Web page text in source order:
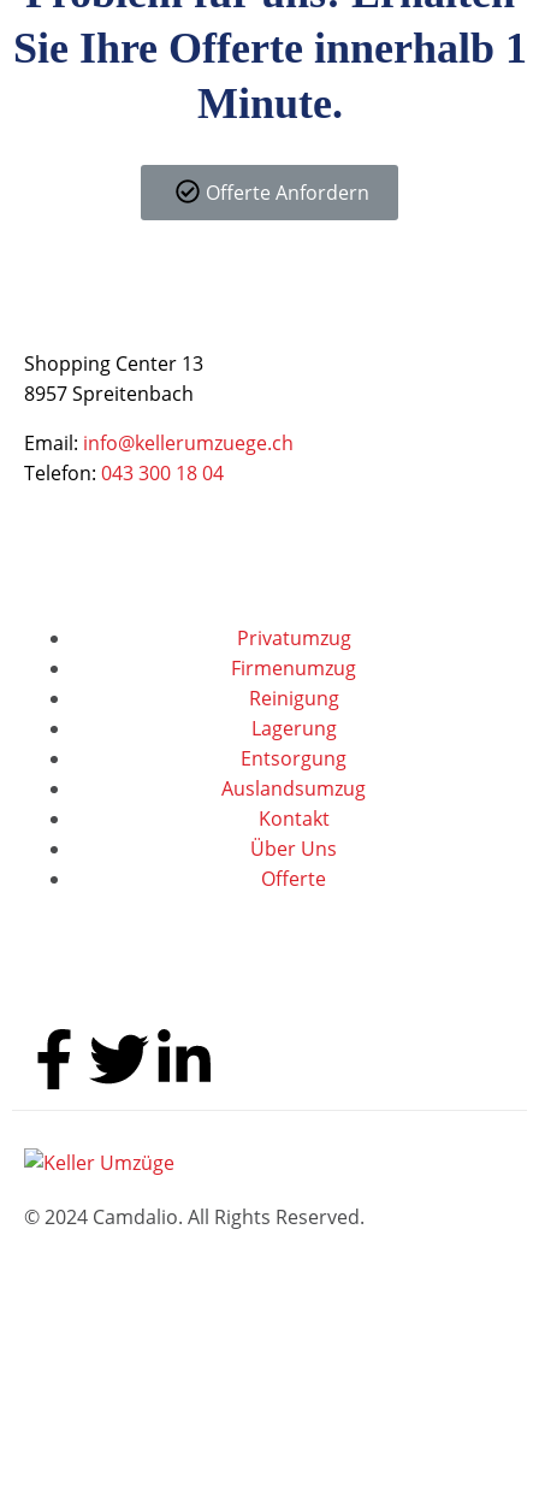
Sie Ihre Offerte innerhalb 1
Minute.
Offerte Anfordern
Shopping Center 13
8957 Spreitenbach
Email: info@kellerumzuege.ch
Telefon: 043 300 18 04
Privatumzug
Firmenumzug
Reinigung
Lagerung
Entsorgung
Auslandsumzug
Kontakt
Über Uns
Offerte
© 2024 Camdalio. All Rights Reserved.